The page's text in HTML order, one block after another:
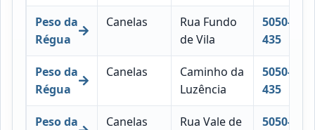
Peso da
Régua
Canelas
Rua Fundo
de Vila
5050-
435
Peso da
Régua
Canelas
Caminho da
Luzência
5050-
435
Peso da
Canelas
Rua Vale de
5050-